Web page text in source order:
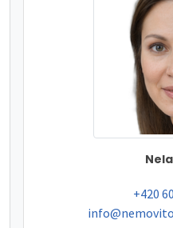
tel:
+420
e-mail: